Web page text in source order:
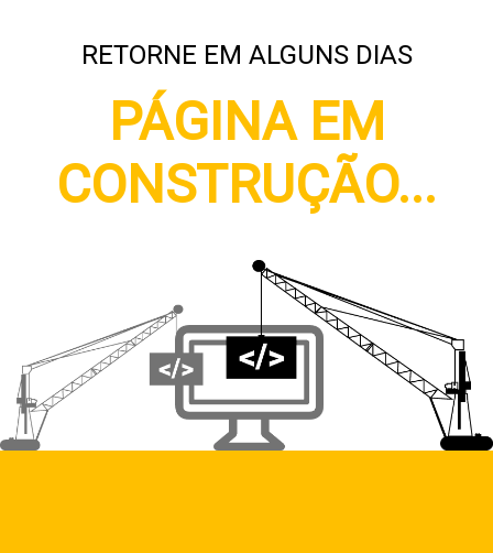
RETORNE EM ALGUNS DIAS
PÁGINA EM
CONSTRUÇÃO...